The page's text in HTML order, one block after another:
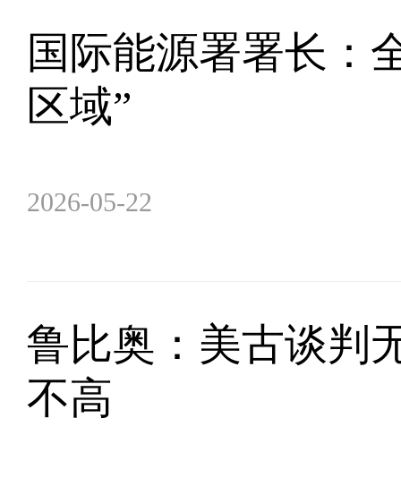
国际能源署署长：
区域”
2026-05-22
鲁比奥：美古谈判
不高